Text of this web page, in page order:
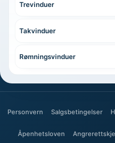
Trevinduer
Takvinduer
Rømningsvinduer
Personvern Salgsbetingelser
Åpenhetsloven